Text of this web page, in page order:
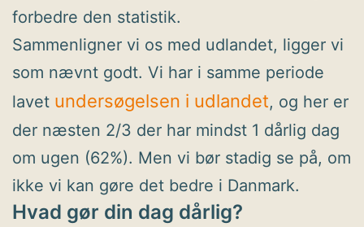
forbedre den statistik.
Sammenligner vi os med udlandet, ligger vi
som nævnt godt. Vi har i samme periode
lavet undersøgelsen i udlandet, og her er
der næsten 2/3 der har mindst 1 dårlig dag
om ugen (62%). Men vi bør stadig se på, om
ikke vi kan gøre det bedre i Danmark.
Hvad gør din dag dårlig?